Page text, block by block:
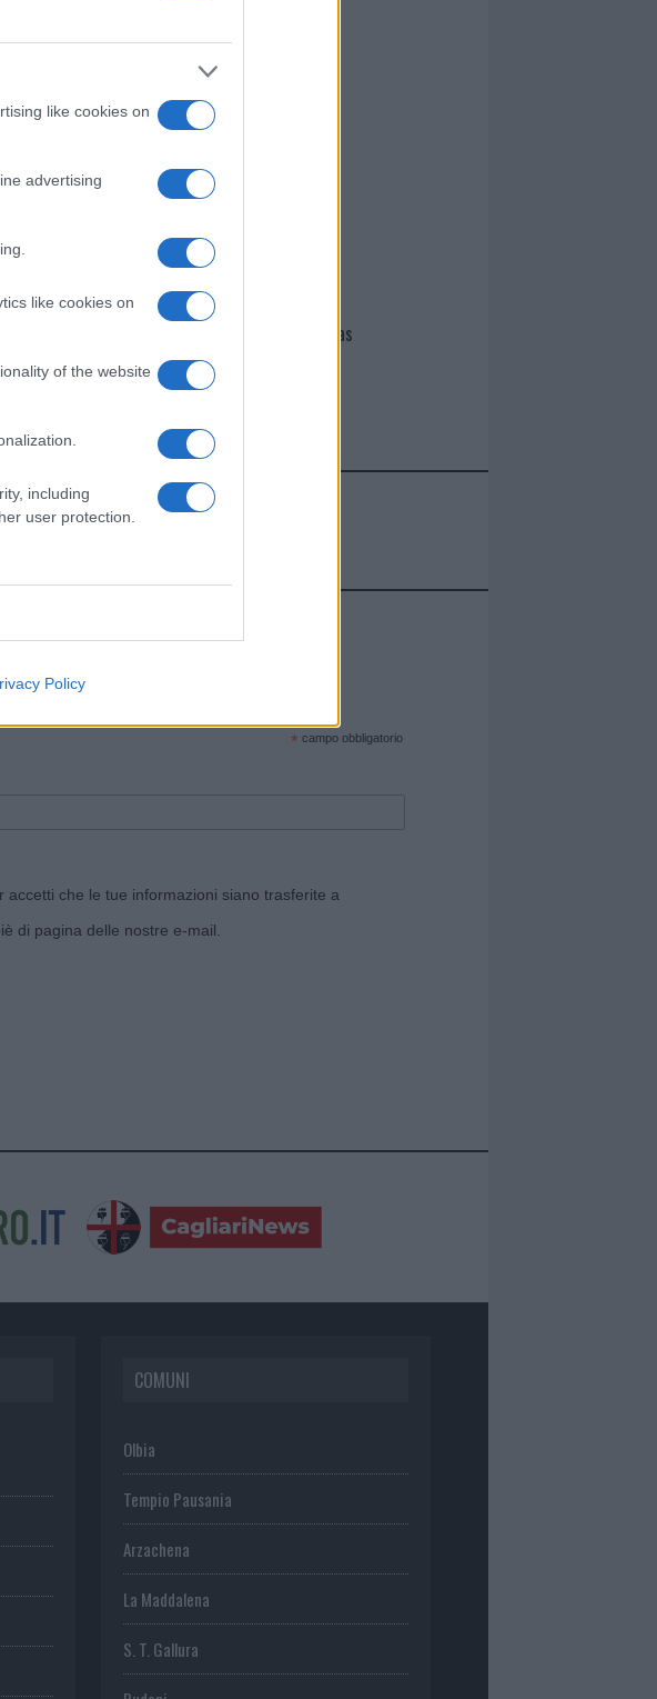
like cookies on
advertising
like cookies on
of the website
including
user protection.
Policy
I nostri cari
I nostri cari
Giovannimaria Cabras
|Segnala
notizie pubblicate sul sito web!
* campo obbligatorio
che le tue informazioni siano trasferite a
di pagina delle nostre e-mail.
COMUNI
Olbia
Tempio Pausania
Arzachena
La Maddalena
S. T. Gallura